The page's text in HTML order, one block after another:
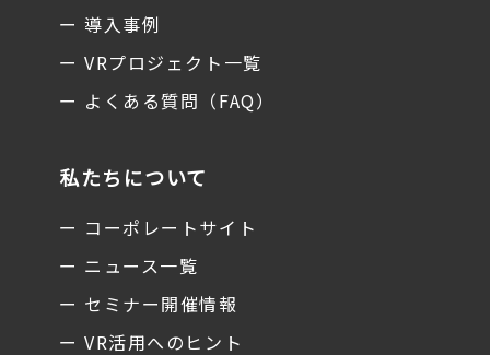
ー 導入事例
ー VRプロジェクト一覧
ー よくある質問（FAQ）
私たちについて
ー コーポレートサイト
ー ニュース一覧
ー セミナー開催情報
ー VR活用へのヒント